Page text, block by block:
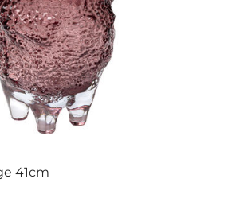
41cm